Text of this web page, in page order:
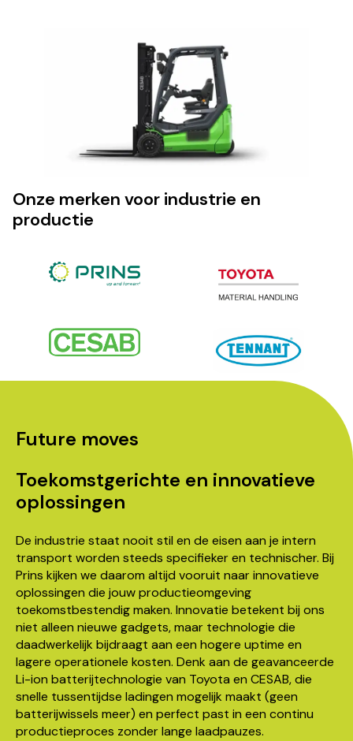
Onze merken voor industrie en
productie
Future moves
Toekomstgerichte en innovatieve
oplossingen
De industrie staat nooit stil en de eisen aan je intern
transport worden steeds specifieker en technischer. Bij
Prins kijken we daarom altijd vooruit naar innovatieve
oplossingen die jouw productieomgeving
toekomstbestendig maken. Innovatie betekent bij ons
niet alleen nieuwe gadgets, maar technologie die
daadwerkelijk bijdraagt aan een hogere uptime en
lagere operationele kosten. Denk aan de geavanceerde
Li-ion batterijtechnologie van Toyota en CESAB, die
snelle tussentijdse ladingen mogelijk maakt (geen
batterijwissels meer) en perfect past in een continu
productieproces zonder lange laadpauzes.